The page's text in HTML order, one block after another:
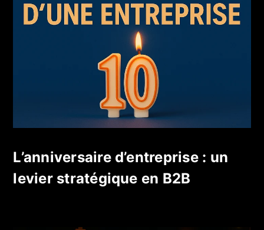
L’anniversaire d’entreprise : un
levier stratégique en B2B